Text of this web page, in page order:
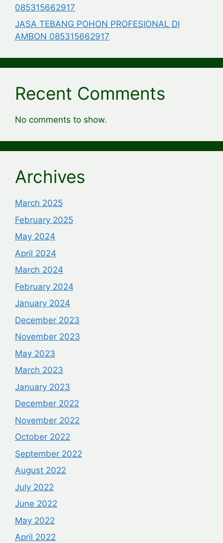
085315662917
JASA TEBANG POHON PROFESIONAL DI
AMBON 085315662917
Recent Comments
No comments to show.
Archives
March 2025
February 2025
May 2024
April 2024
March 2024
February 2024
January 2024
December 2023
November 2023
May 2023
March 2023
January 2023
December 2022
November 2022
October 2022
September 2022
August 2022
July 2022
June 2022
May 2022
April 2022